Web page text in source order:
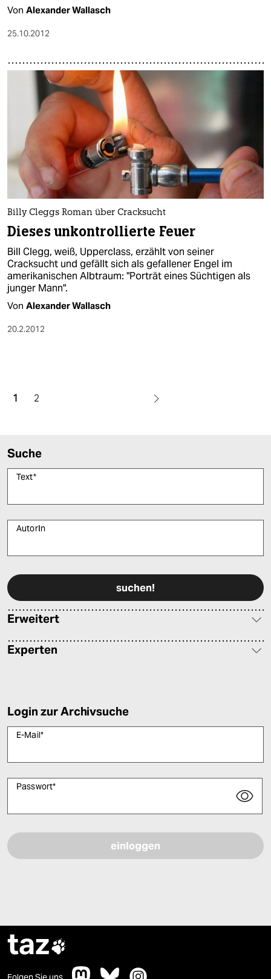
Von Alexander Wallasch
25.10.2012
Billy Cleggs Roman über Cracksucht
Dieses unkontrollierte Feuer
Bill Clegg, weiß, Upperclass, erzählt von seiner
Cracksucht und gefällt sich als gefallener Engel im
amerikanischen Albtraum: "Porträt eines Süchtigen als
junger Mann".
Von Alexander Wallasch
20.2.2012
1 2
Suche
Text*
AutorIn
Erweitert
Experten
Login zur Archivsuche
E-Mail*
Passwort*
taz